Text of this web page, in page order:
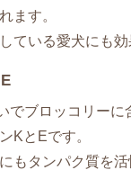
ます。
ている愛犬にも効
でブロッコリーに
KとEです。
もタンパク質を